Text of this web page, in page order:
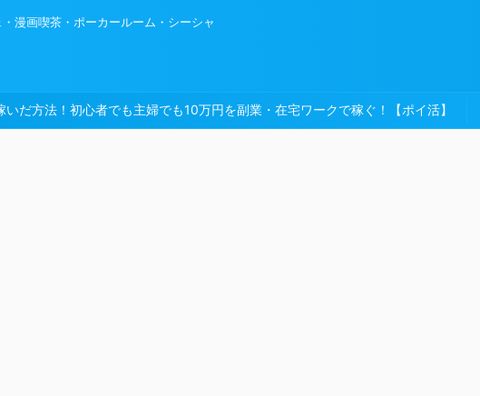
漫画喫茶・ポーカールーム・シーシャ
だ方法！初心者でも主婦でも10万円を副業・在宅ワークで稼ぐ！【ポイ活】